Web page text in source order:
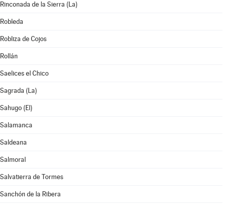
Rinconada de la Sierra (La)
Robleda
Robliza de Cojos
Rollán
Saelices el Chico
Sagrada (La)
Sahugo (El)
Salamanca
Saldeana
Salmoral
Salvatierra de Tormes
Sanchón de la Ribera